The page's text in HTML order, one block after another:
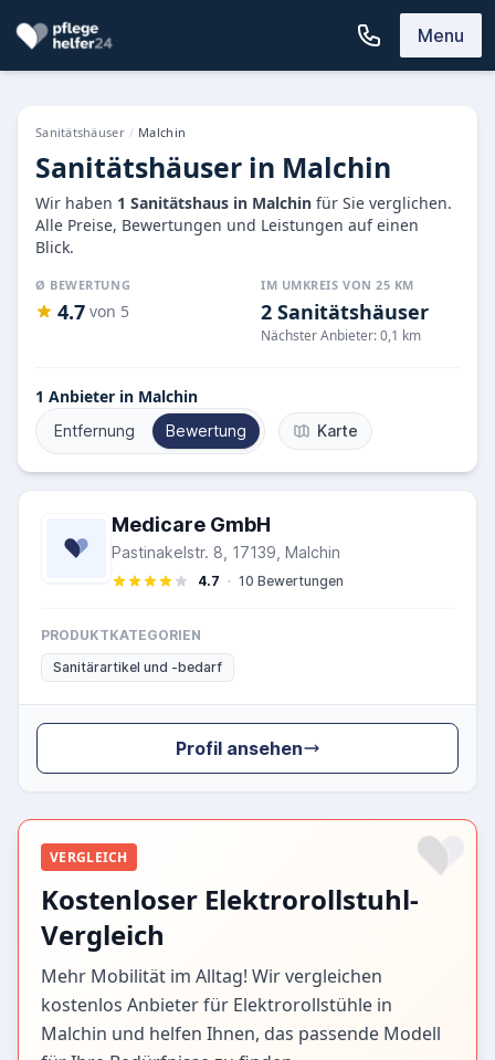
Menu
Sanitätshäuser / Malchin
Sanitätshäuser in Malchin
Wir haben 1 Sanitätshaus in Malchin für Sie verglichen.
Alle Preise, Bewertungen und Leistungen auf einen
Blick.
Ø BEWERTUNG
4.7 von 5
IM UMKREIS VON 25 KM
2 Sanitätshäuser
Nächster Anbieter: 0,1 km
1 Anbieter in Malchin
Entfernung Bewertung Karte
Medicare GmbH
Pastinakelstr. 8, 17139, Malchin
4.7 · 10 Bewertungen
PRODUKTKATEGORIEN
Sanitärartikel und -bedarf
Profil ansehen
VERGLEICH
Kostenloser Elektrorollstuhl-
Vergleich
Mehr Mobilität im Alltag! Wir vergleichen
kostenlos Anbieter für Elektrorollstühle in
Malchin und helfen Ihnen, das passende Modell